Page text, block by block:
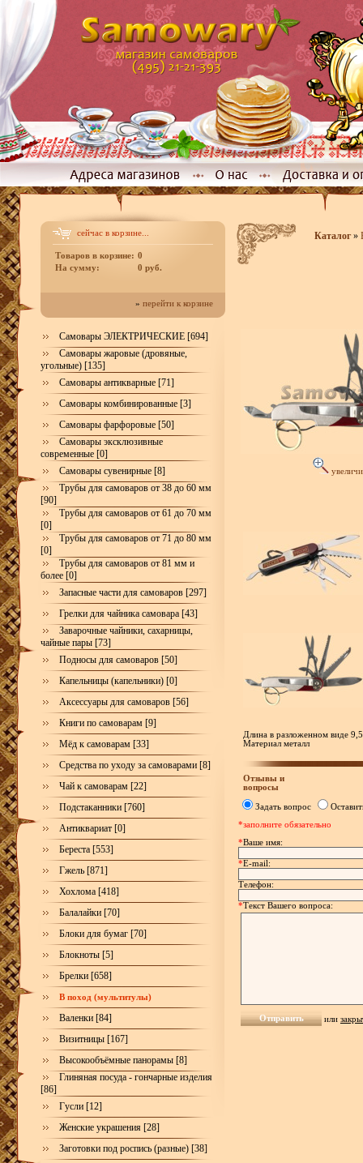
сейчас в корзине...
Товаров в корзине: 0
На сумму:
0 руб.
» перейти к корзине
Самовары ЭЛЕКТРИЧЕСКИЕ [694]
Самовары жаровые (дровяные,
угольные) [135]
Самовары антикварные [71]
Самовары комбинированные [3]
Самовары фарфоровые [50]
Самовары эксклюзивные
современные [0]
Самовары сувенирные [8]
Трубы для самоваров от 38 до 60 мм
[90]
Трубы для самоваров от 61 до 70 мм
[0]
Трубы для самоваров от 71 до 80 мм
[0]
Трубы для самоваров от 81 мм и
более [0]
Запасные части для самоваров [297]
Грелки для чайника самовара [43]
Заварочные чайники, сахарницы,
чайные пары [73]
Подносы для самоваров [50]
Капельницы (капельники) [0]
Аксессуары для самоваров [56]
Книги по самоварам [9]
Мёд к самоварам [33]
Средства по уходу за самоварами [8]
Чай к самоварам [22]
Подстаканники [760]
Антиквариат [0]
Береста [553]
Гжель [871]
Хохлома [418]
Балалайки [70]
Блоки для бумаг [70]
Блокноты [5]
Брелки [658]
В поход (мультитулы)
Валенки [84]
Визитницы [167]
Высокообъёмные панорамы [8]
Глиняная посуда - гончарные изделия
[86]
Гусли [12]
Женские украшения [28]
Заготовки под роспись (разные) [38]
Каталог»
Длина в разложенном виде
Материал металл
Отзывы и
вопросы
Задать вопрос
*заполните обязательно
*Ваше имя:
*E-mail:
Телефон:
*Текст Вашего вопроса:
или